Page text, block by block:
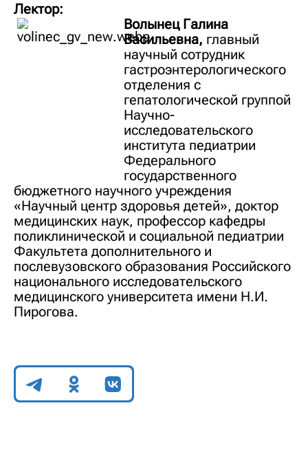
Лектор:
Волынец Галина
Васильевна, главный
научный сотрудник
гастроэнтерологического
отделения с
гепатологической группой
Научно-
исследовательского
института педиатрии
Федерального
государственного
бюджетного научного учреждения
«Научный центр здоровья детей», доктор
медицинских наук, профессор кафедры
поликлинической и социальной педиатрии
Факультета дополнительного и
послевузовского образования Российского
национального исследовательского
медицинского университета имени Н.И.
Пирогова.
Поделиться